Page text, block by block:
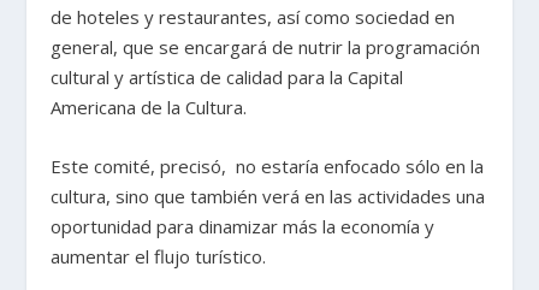
de hoteles y restaurantes, así como sociedad en
general, que se encargará de nutrir la programación
cultural y artística de calidad para la Capital
Americana de la Cultura.
Este comité, precisó, no estaría enfocado sólo en la
cultura, sino que también verá en las actividades una
oportunidad para dinamizar más la economía y
aumentar el flujo turístico.